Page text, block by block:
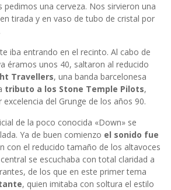
una cerveza. Nos sirvieron una
tirada y en vaso de tubo de cristal por
iba entrando en el recinto. Al cabo de
éramos unos 40, saltaron al reducido
Travellers, una banda barcelonesa
tributo a los Stone Temple Pilots,
del Grunge de los años 90.
de la poco conocida «Down» se
Ya de buen comienzo el sonido fue
con el reducido tamaño de los altavoces
se escuchaba con total claridad a
de los que en este primer tema
, quien imitaba con soltura el estilo